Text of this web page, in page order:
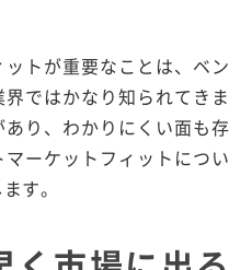
トが重要なことは、ベン
ではかなり知られてきま
り、わかりにくい面も存
ーケットフィットについ
す。